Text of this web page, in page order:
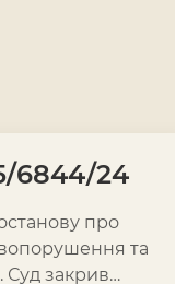
6844/24
про
та
Суд закрив